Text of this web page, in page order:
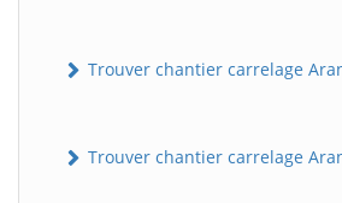
Trouver chantier carrelage
Trouver chantier carrelage